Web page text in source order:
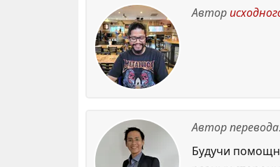
Edition без диска
June 2026
Автор
Автор
Будучи